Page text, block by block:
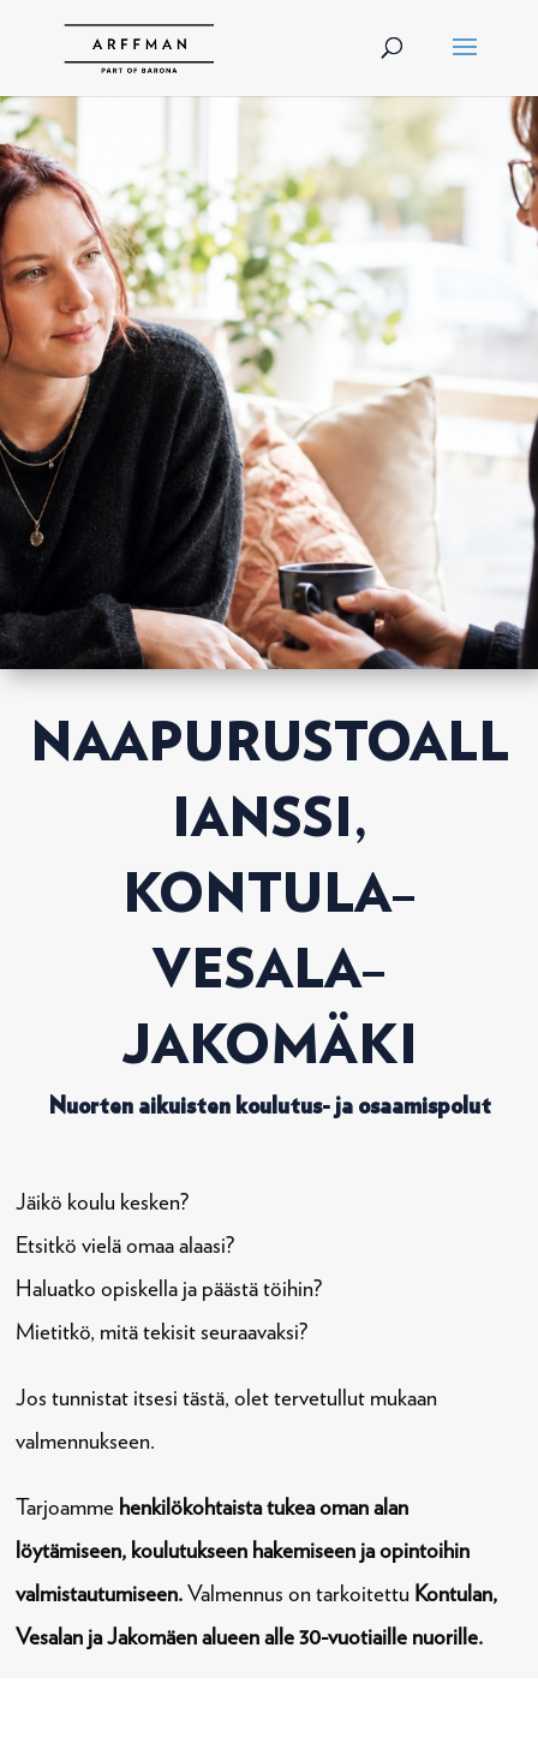
NAAPURUSTOALL
IANSSI,
KONTULA–
VESALA–
JAKOMÄKI
Nuorten aikuisten koulutus- ja osaamispolut
Jäikö koulu kesken?
Etsitkö vielä omaa alaasi?
Haluatko opiskella ja päästä töihin?
Mietitkö, mitä tekisit seuraavaksi?
Jos tunnistat itsesi tästä, olet tervetullut mukaan
valmennukseen.
Tarjoamme henkilökohtaista tukea oman alan
löytämiseen, koulutukseen hakemiseen ja opintoihin
valmistautumiseen.Valmennus on tarkoitettu Kontulan,
Vesalan ja Jakomäen alueen alle 30-vuotiaille nuorille.